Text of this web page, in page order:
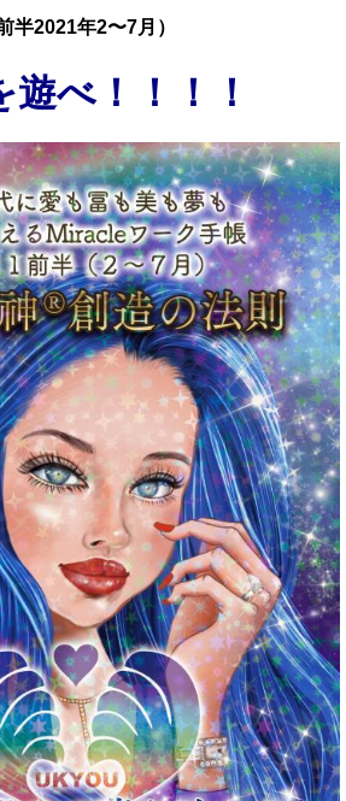
前半2021年2〜7月）
遊べ！！！！